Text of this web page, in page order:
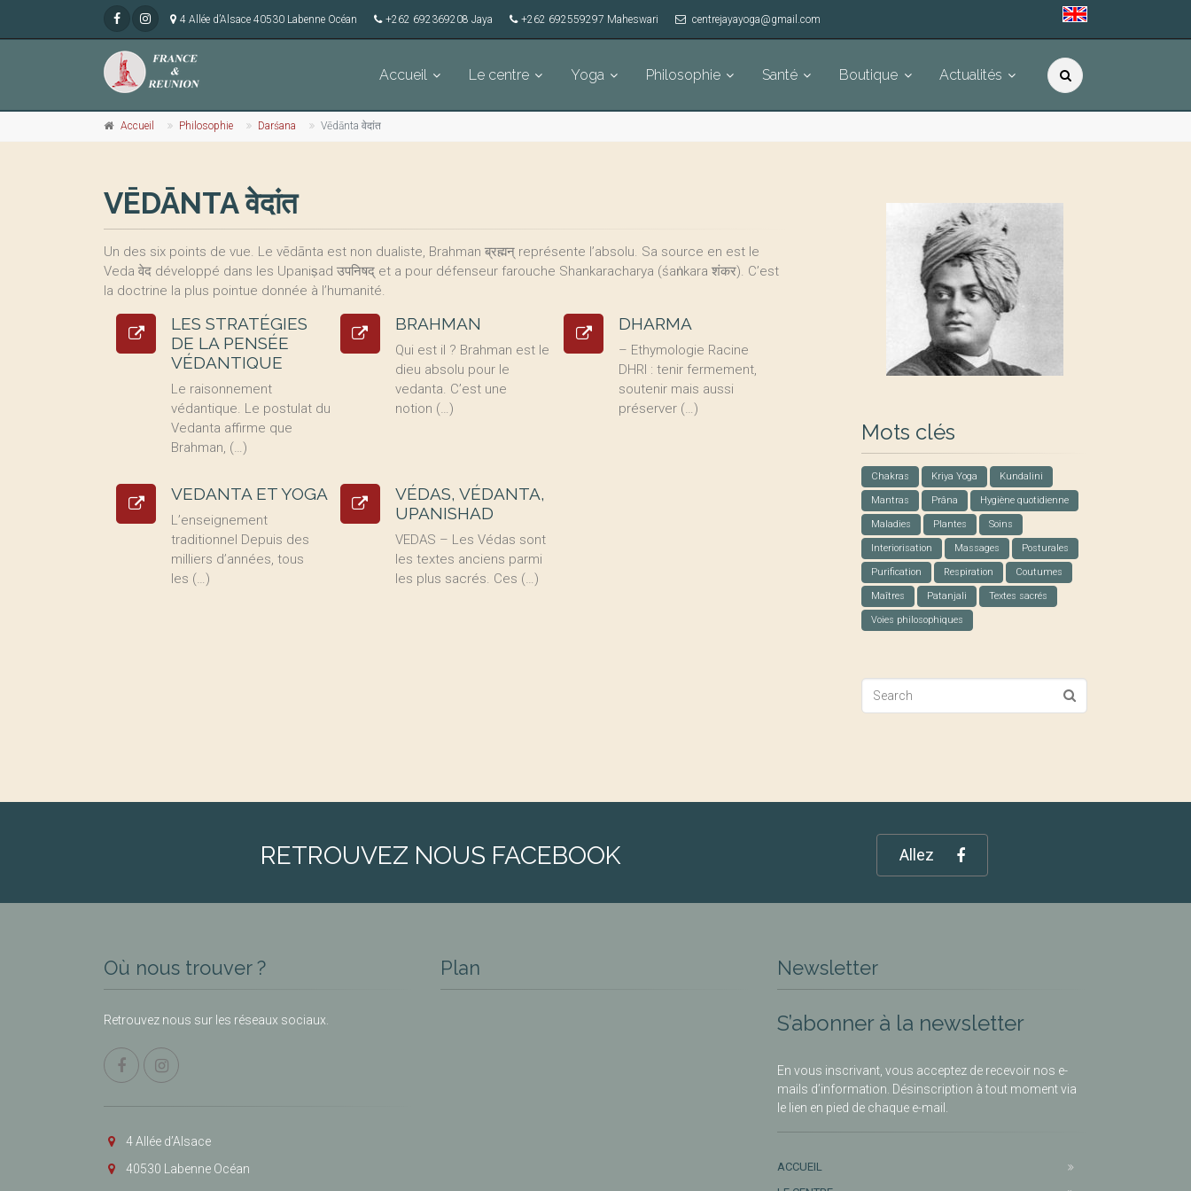
4 Allée d’Alsace 40530 Labenne Océan +262 692369208 Jaya +262 692559297 Maheswari centrejayayoga@gmail.com
Accueil Le centre Yoga Philosophie Santé Boutique Actualités
Accueil Philosophie Darśana Vēdānta वेदांत
VĒDĀNTA वेदांत
Un des six points de vue. Le vēdānta est non dualiste, Brahman ब्रह्मन् représente l’absolu. Sa source en est le
Veda वेद développé dans les Upaniṣad उपनिषद् et a pour défenseur farouche Shankaracharya (śaṅkara शंकर). C’est
la doctrine la plus pointue donnée à l’humanité.
LES STRATÉGIES
DE LA PENSÉE
VÉDANTIQUE
Le raisonnement
védantique. Le postulat du
Vedanta affirme que
Brahman, (…)
BRAHMAN
Qui est il ? Brahman est le
dieu absolu pour le
vedanta. C’est une
notion (…)
DHARMA
– Ethymologie Racine
DHRI : tenir fermement,
soutenir mais aussi
préserver (…)
VEDANTA ET YOGA
L’enseignement
traditionnel Depuis des
milliers d’années, tous
les (…)
VÉDAS, VÉDANTA,
UPANISHAD
VEDAS – Les Védas sont
les textes anciens parmi
les plus sacrés. Ces (…)
Mots clés
Chakras Kriya Yoga Kundalini
Mantras Prâna Hygiène quotidienne
Maladies Plantes Soins
Interiorisation Massages Posturales
Purification Respiration Coutumes
Maîtres Patanjali Textes sacrés
Voies philosophiques
RETROUVEZ NOUS FACEBOOK Allez
Où nous trouver ?
Retrouvez nous sur les réseaux sociaux.
4 Allée d’Alsace
40530 Labenne Océan
Plan Newsletter
S’abonner à la newsletter
En vous inscrivant, vous acceptez de recevoir nos e-
mails d’information. Désinscription à tout moment via
le lien en pied de chaque e-mail.
ACCUEIL